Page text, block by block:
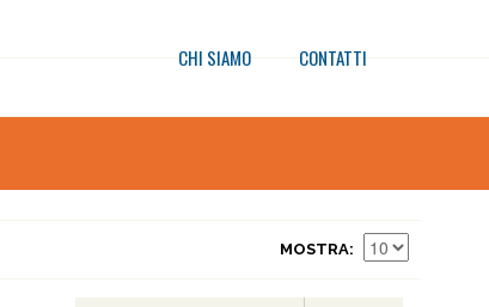
CONTATTI
CHI SIAMO
MOSTRA